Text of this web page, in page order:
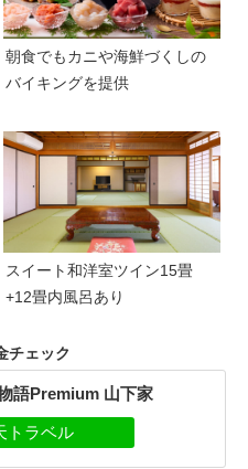
朝食でもカニや海鮮づくしの
バイキングを提供
スイート和洋室ツイン15畳
+12畳内風呂あり
チェック
語Premium 山下家